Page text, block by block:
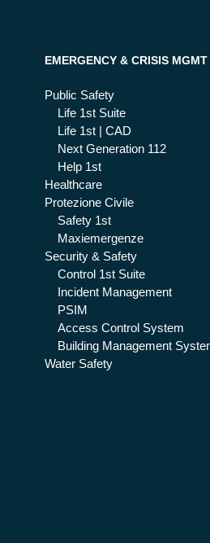
EMERGENCY & CRISIS MGMT
Public Safety
Life 1st Suite
Life 1st | CAD
Next Generation 112
Help 1st
Healthcare
Protezione Civile
Safety 1st
Maxiemergenze
Security & Safety
Control 1st Suite
Incident Management
PSIM
Access Control System
Building Management
Water Safety